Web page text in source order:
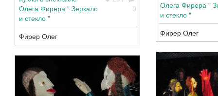
Олега Фирера " Зеркало
и стекло "
0
Фирер Олег
Олега Фирера "
и стекло "
Фирер Олег